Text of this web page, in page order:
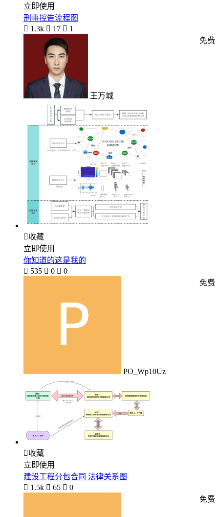
立即使用
刑事控告流程图
 1.3k  17  1
王万城
免费
收藏
立即使用
你知道的这是我的
 535  0  0
PO_Wp10Uz
免费
收藏
立即使用
建设工程分包合同 法律关系图
 1.5k  65  0
免费